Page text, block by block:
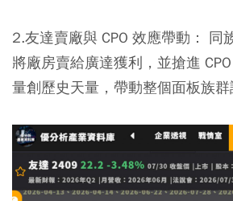
2.友達賣廠與 CPO 效應帶動： 同
將廠房賣給廣達獲利，並搶進
量創歷史天量，帶動整個面板族群